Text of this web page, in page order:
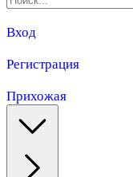
Вход
Регистрация
Прихожая